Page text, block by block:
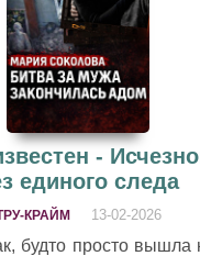
-
единого следа
КРАЙМ 13-02-2026
будто просто вышла